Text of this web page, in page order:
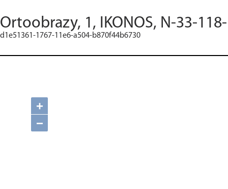
Ortoobrazy, 1, IKONOS, N-33-
d1e51361-1767-11e6-a504-b870f44b6730
+
−